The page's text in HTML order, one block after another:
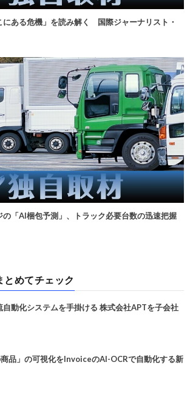
にある危機」を読み解く 国際ジャーナリスト・
の「AI梱包予測」、トラック必要台数の迅速把握
とめてチェック
動化システムを手掛ける 株式会社APTを子会社
品」の可視化をInvoiceのAI-OCRで自動化する新